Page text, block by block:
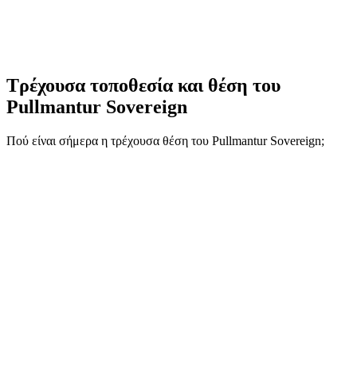
Τρέχουσα τοποθεσία και θέση του
Pullmantur Sovereign
Πού είναι σήμερα η τρέχουσα θέση του Pullmantur Sovereign;